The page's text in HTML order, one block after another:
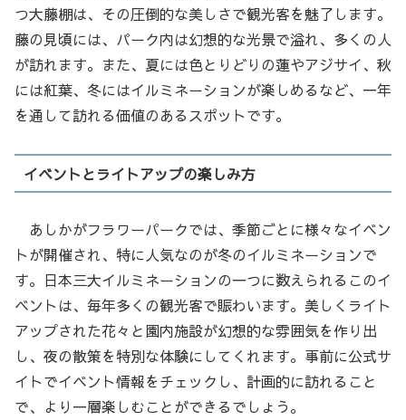
つ大藤棚は、その圧倒的な美しさで観光客を魅了します。
藤の見頃には、パーク内は幻想的な光景で溢れ、多くの人
が訪れます。また、夏には色とりどりの蓮やアジサイ、秋
には紅葉、冬にはイルミネーションが楽しめるなど、一年
を通して訪れる価値のあるスポットです。
イベントとライトアップの楽しみ方
あしかがフラワーパークでは、季節ごとに様々なイベン
トが開催され、特に人気なのが冬のイルミネーションで
す。日本三大イルミネーションの一つに数えられるこのイ
ベントは、毎年多くの観光客で賑わいます。美しくライト
アップされた花々と園内施設が幻想的な雰囲気を作り出
し、夜の散策を特別な体験にしてくれます。事前に公式サ
イトでイベント情報をチェックし、計画的に訪れること
で、より一層楽しむことができるでしょう。